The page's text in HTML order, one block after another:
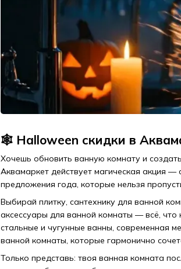
🕸️ Halloween скидки в
Хочешь обновить ванную комнату и
Аквамаркет действует магическая акция
предложения года, которые нельзя
Выбирай плитку, сантехнику для ванной
аксессуары для ванной комнаты — всё,
стальные и чугунные ванны, современная
ванной комнаты, которые гармонично
Только представь: твоя ванная комната